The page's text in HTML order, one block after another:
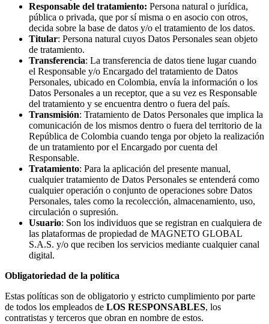
Responsable del tratamiento: Persona natural o jurídica,
pública o privada, que por sí misma o en asocio con otros,
decida sobre la base de datos y/o el tratamiento de los datos.
Titular: Persona natural cuyos Datos Personales sean objeto
de tratamiento.
Transferencia: La transferencia de datos tiene lugar cuando
el Responsable y/o Encargado del tratamiento de Datos
Personales, ubicado en Colombia, envía la información o los
Datos Personales a un receptor, que a su vez es Responsable
del tratamiento y se encuentra dentro o fuera del país.
Transmisión: Tratamiento de Datos Personales que implica la
comunicación de los mismos dentro o fuera del territorio de la
República de Colombia cuando tenga por objeto la realización
de un tratamiento por el Encargado por cuenta del
Responsable.
Tratamiento: Para la aplicación del presente manual,
cualquier tratamiento de Datos Personales se entenderá como
cualquier operación o conjunto de operaciones sobre Datos
Personales, tales como la recolección, almacenamiento, uso,
circulación o supresión.
Usuario: Son los individuos que se registran en cualquiera de
las plataformas de propiedad de MAGNETO GLOBAL
S.A.S. y/o que reciben los servicios mediante cualquier canal
digital.
Obligatoriedad de la política
Estas políticas son de obligatorio y estricto cumplimiento por parte
de todos los empleados de LOS RESPONSABLES, los
contratistas y terceros que obran en nombre de estos.